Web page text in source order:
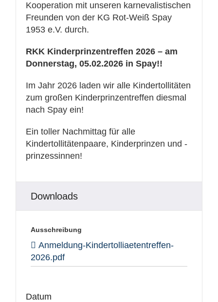
Kooperation mit unseren karnevalistischen
Freunden von der KG Rot-Weiß Spay
1953 e.V. durch.
RKK Kinderprinzentreffen 2026 – am
Donnerstag, 05.02.2026 in Spay!!
Im Jahr 2026 laden wir alle Kindertollitäten
zum großen Kinderprinzentreffen diesmal
nach Spay ein!
Ein toller Nachmittag für alle
Kindertollitätenpaare, Kinderprinzen und -
prinzessinnen!
Downloads
Ausschreibung
Anmeldung-Kindertolliaetentreffen-
2026.pdf
Datum